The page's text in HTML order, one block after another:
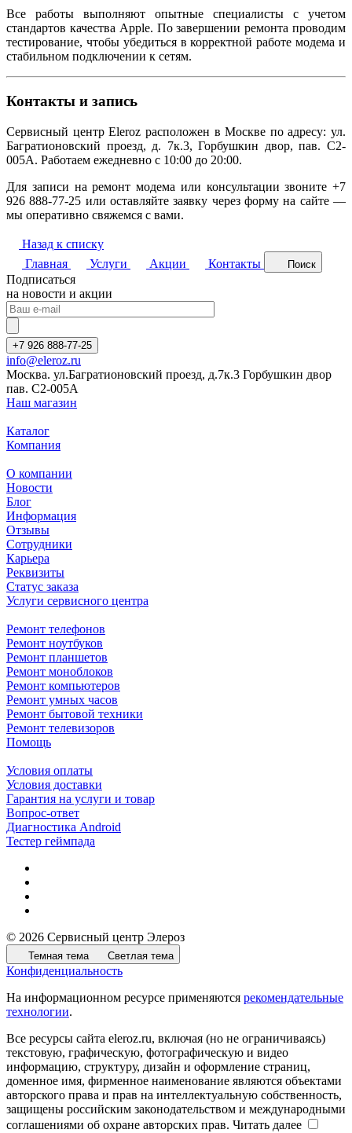
Все работы выполняют опытные специалисты с учетом
стандартов качества Apple. По завершении ремонта проводим
тестирование, чтобы убедиться в корректной работе модема и
стабильном подключении к сетям.
Контакты и запись
Сервисный центр Eleroz расположен в Москве по адресу: ул.
Багратионовский проезд, д. 7к.3, Горбушкин двор, пав. C2-
005A. Работаем ежедневно с 10:00 до 20:00.
Для записи на ремонт модема или консультации звоните +7
926 888-77-25 или оставляйте заявку через форму на сайте —
мы оперативно свяжемся с вами.
Назад к списку
Главная
Услуги Акции Контакты Поиск
Подписаться
на новости и акции
+7 926 888-77-25
info@eleroz.ru
Москва. ул.Багратионовский проезд, д.7к.3 Горбушкин двор
пав. C2-005A
Наш магазин
Каталог
Компания
О компании
Новости
Блог
Информация
Отзывы
Сотрудники
Карьера
Реквизиты
Статус заказа
Услуги сервисного центра
Ремонт телефонов
Ремонт ноутбуков
Ремонт планшетов
Ремонт моноблоков
Ремонт компьютеров
Ремонт умных часов
Ремонт бытовой техники
Ремонт телевизоров
Помощь
Условия оплаты
Условия доставки
Гарантия на услуги и товар
Вопрос-ответ
Диагностика Android
Тестер геймпада
© 2026 Сервисный центр Элероз
Темная тема Светлая тема
Конфиденциальность
На информационном ресурсе применяются рекомендательные
технологии.
Все ресурсы сайта eleroz.ru, включая (но не ограничиваясь)
текстовую, графическую, фотографическую и видео
информацию, структуру, дизайн и оформление страниц,
доменное имя, фирменное наименование являются объектами
авторского права и прав на интеллектуальную собственность,
защищены российским законодательством и международными
соглашениями об охране авторских прав. Читать далее